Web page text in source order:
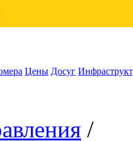
Цены Досуг
/